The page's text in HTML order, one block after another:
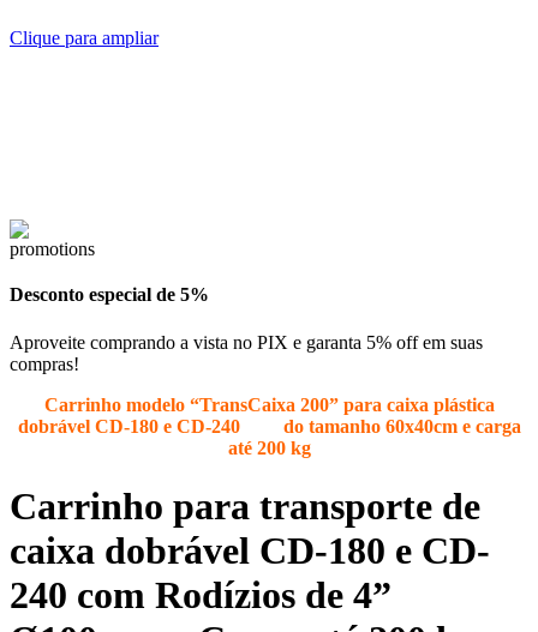
Clique para ampliar
Desconto especial de 5%
Aproveite comprando a vista no PIX e garanta 5% off em suas
compras!
Carrinho modelo “TransCaixa 200” para caixa plástica
dobrável CD-180 e CD-240 do tamanho 60x40cm e carga
até 200 kg
Carrinho para transporte de
caixa dobrável CD-180 e CD-
240 com Rodízios de 4”